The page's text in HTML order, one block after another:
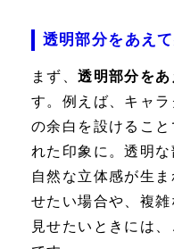
透明部分をあえ
まず、透明部分を
す。例えば、キャ
の余白を設けるこ
れた印象に。透明
自然な立体感が生
せたい場合や、複
見せたいときには